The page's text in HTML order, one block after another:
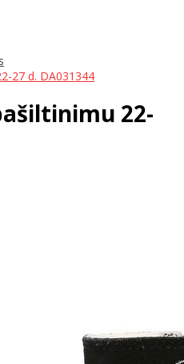
27 d. DA031344
22-